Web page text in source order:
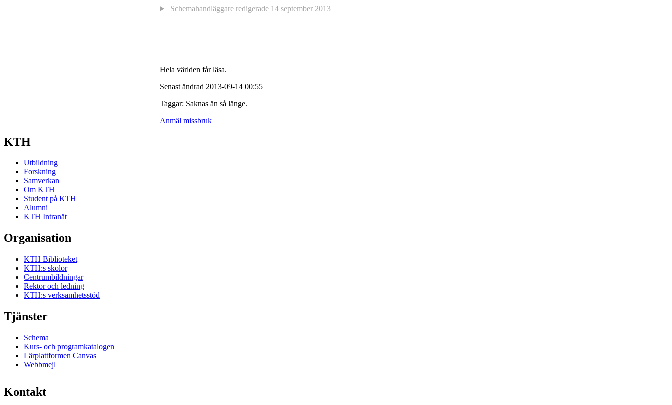
Schemahandläggare redigerade 14 september 2013
Hela världen får läsa.
Senast ändrad 2013-09-14 00:55
Taggar: Saknas än så länge.
Anmäl missbruk
KTH
Utbildning
Forskning
Samverkan
Om KTH
Student på KTH
Alumni
KTH Intranät
Organisation
KTH Biblioteket
KTH:s skolor
Centrumbildningar
Rektor och ledning
KTH:s verksamhetsstöd
Tjänster
Schema
Kurs- och programkatalogen
Lärplattformen Canvas
Webbmejl
Kontakt